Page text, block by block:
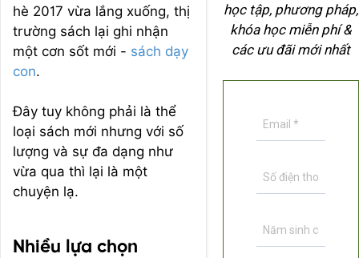
hè 2017 vừa lắng xuống, thị
trường sách lại ghi nhận
một cơn sốt mới - sách dạy
con.
Đây tuy không phải là thể
loại sách mới nhưng với số
lượng và sự đa dạng như
vừa qua thì lại là một
chuyện lạ.
Nhiều lựa chọn
học tập, phương pháp,
khóa học miễn phí &
các ưu đãi mới nhất